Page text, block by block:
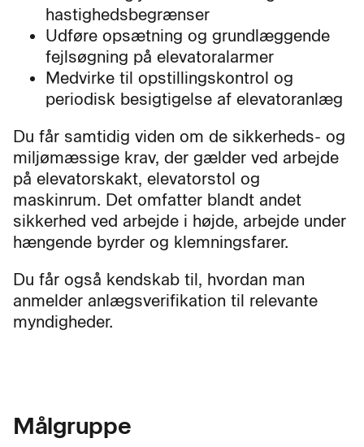
hastighedsbegrænser
Udføre opsætning og grundlæggende
fejlsøgning på elevatoralarmer
Medvirke til opstillingskontrol og
periodisk besigtigelse af elevatoranlæg
Du får samtidig viden om de sikkerheds- og
miljømæssige krav, der gælder ved arbejde
på elevatorskakt, elevatorstol og
maskinrum. Det omfatter blandt andet
sikkerhed ved arbejde i højde, arbejde under
hængende byrder og klemningsfarer.
Du får også kendskab til, hvordan man
anmelder anlægsverifikation til relevante
myndigheder.
Målgruppe